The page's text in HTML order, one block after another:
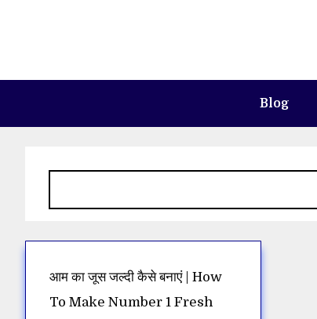
Blog
आम का जूस जल्दी कैसे बनाएं | How
To Make Number 1 Fresh